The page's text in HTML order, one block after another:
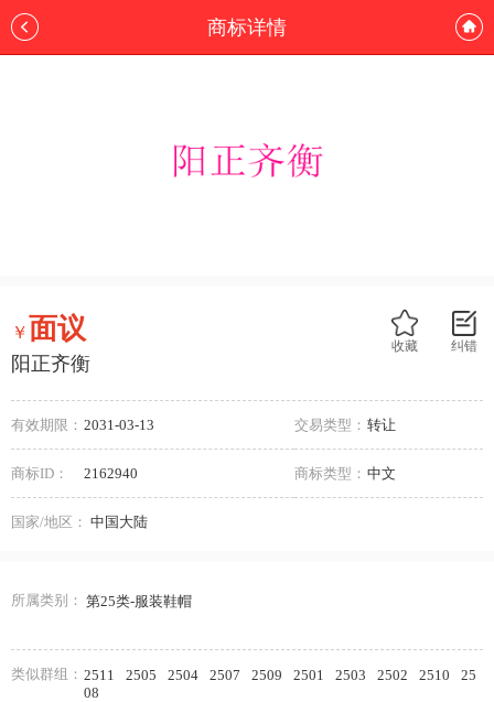
商标详情
纠错
收藏
￥面议
阳正齐衡
有效期限： 2031-03-13 交易类型： 转让
商标ID： 2162940 商标类型： 中文
国家/地区： 中国大陆
所属类别： 第25类-服装鞋帽
类似群组： 2511 2505 2504 2507 2509 2501 2503 2502 2510
25
08